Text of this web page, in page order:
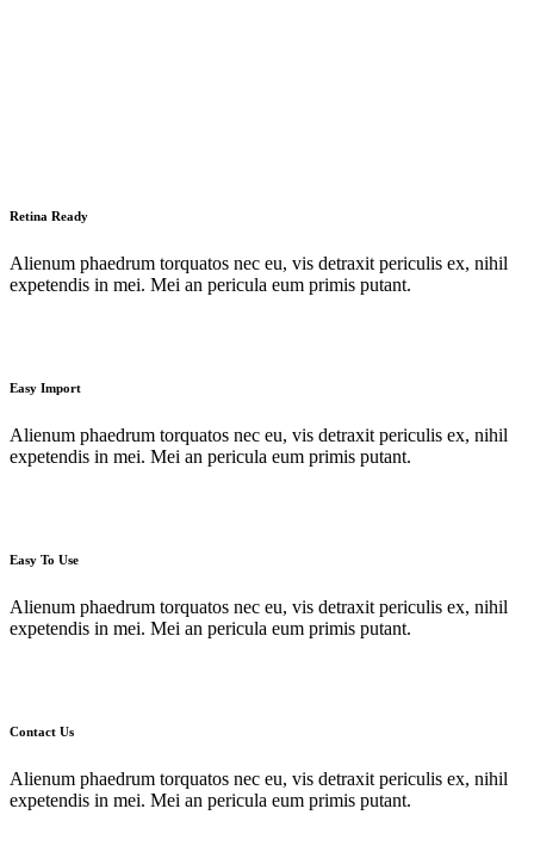
Retina Ready
Alienum phaedrum torquatos nec eu, vis detraxit periculis ex, nihil
expetendis in mei. Mei an pericula eum primis putant.
Easy Import
Alienum phaedrum torquatos nec eu, vis detraxit periculis ex, nihil
expetendis in mei. Mei an pericula eum primis putant.
Easy To Use
Alienum phaedrum torquatos nec eu, vis detraxit periculis ex, nihil
expetendis in mei. Mei an pericula eum primis putant.
Contact Us
Alienum phaedrum torquatos nec eu, vis detraxit periculis ex, nihil
expetendis in mei. Mei an pericula eum primis putant.